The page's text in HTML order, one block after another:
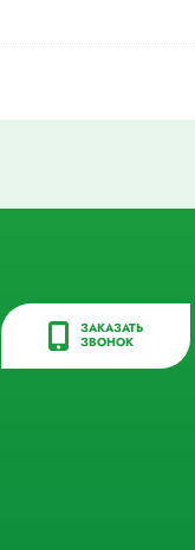
ЗАКАЗАТЬ
ЗВОНОК